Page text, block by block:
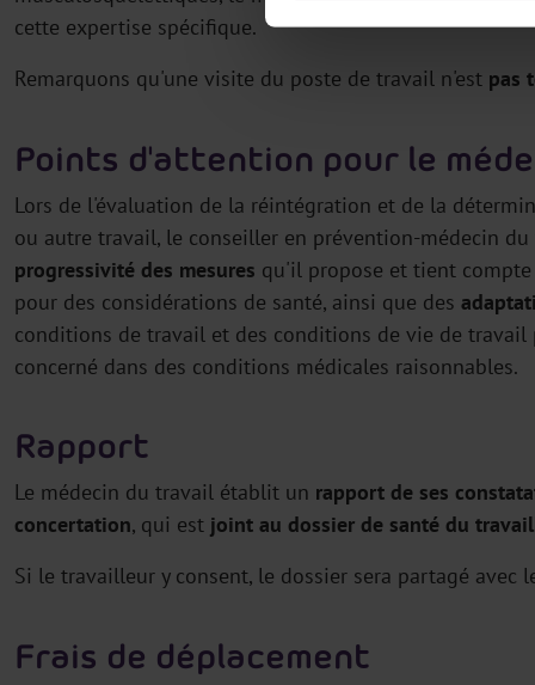
cette expertise spécifique.
Remarquons qu'une visite du poste de travail n'est pas
Points d'attention pour le
Lors de l'évaluation de la réintégration et de la
ou autre travail, le conseiller en prévention-médecin
progressivité des mesures qu'il propose et tient compte
pour des considérations de santé, ainsi que des
conditions de travail et des conditions de vie de
concerné dans des conditions médicales raisonnables.
Rapport
Le médecin du travail établit un rapport de ses
concertation, qui est joint au dossier de santé du
Si le travailleur y consent, le dossier sera partagé
Frais de déplacement